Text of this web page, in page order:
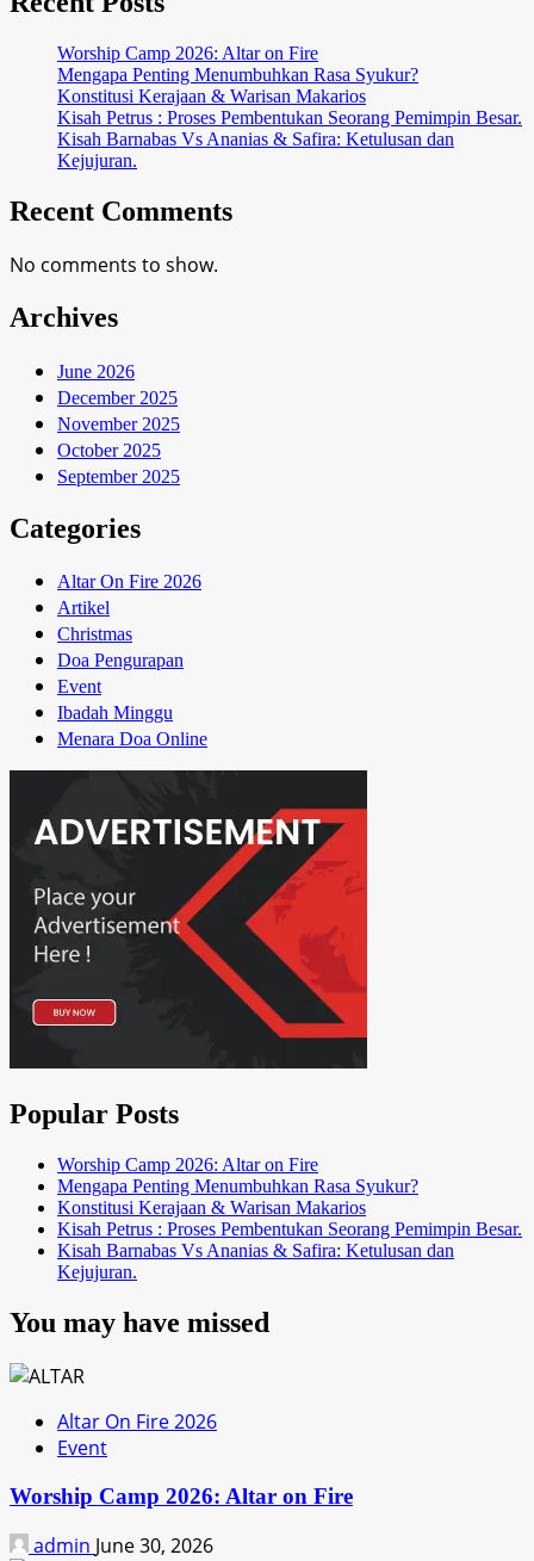
Worship Camp 2026: Altar on Fire
Mengapa Penting Menumbuhkan Rasa Syukur?
Konstitusi Kerajaan & Warisan Makarios
Kisah Petrus : Proses Pembentukan Seorang Pemimpin Besar.
Kisah Barnabas Vs Ananias & Safira: Ketulusan dan
Kejujuran.
Recent Comments
No comments to show.
Archives
June 2026
December 2025
November 2025
October 2025
September 2025
Categories
Altar On Fire 2026
Artikel
Christmas
Doa Pengurapan
Event
Ibadah Minggu
Menara Doa Online
Popular Posts
Worship Camp 2026: Altar on Fire
Mengapa Penting Menumbuhkan Rasa Syukur?
Konstitusi Kerajaan & Warisan Makarios
Kisah Petrus : Proses Pembentukan Seorang Pemimpin Besar.
Kisah Barnabas Vs Ananias & Safira: Ketulusan dan
Kejujuran.
You may have missed
Altar On Fire 2026
Event
Worship Camp 2026: Altar on Fire
admin June 30, 2026